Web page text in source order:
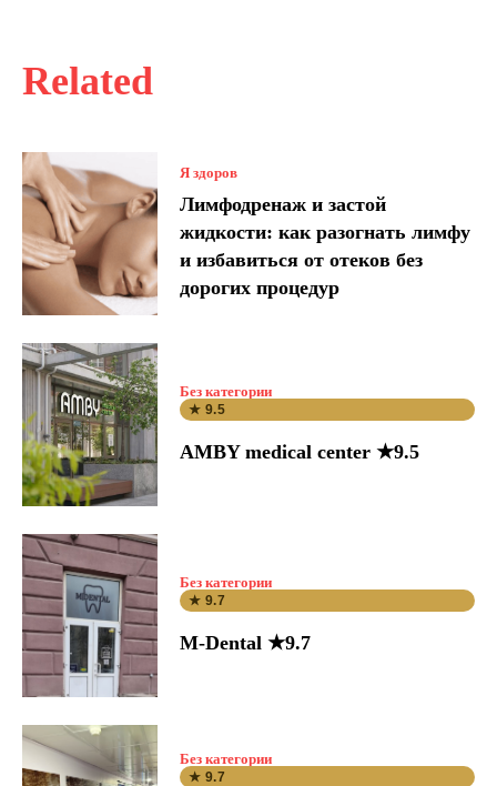
Related
Я здоров
Лимфодренаж и застой
жидкости: как разогнать лимфу
и избавиться от отеков без
дорогих процедур
Без категории
★ 9.5
AMBY medical center ★9.5
Без категории
★ 9.7
M-Dental ★9.7
Без категории
★ 9.7